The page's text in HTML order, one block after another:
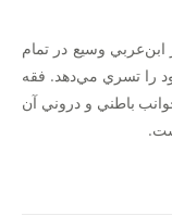
ابن‌عربي وسيع در تمام
را تسري مي‌دهد. فقه
باطني و دروني آن